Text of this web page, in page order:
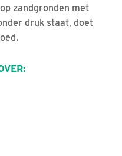
zandgronden met
druk staat, doet